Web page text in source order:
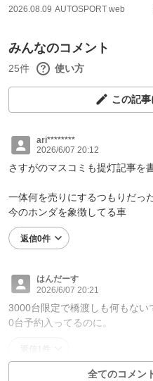
2026.08.09 AUTOSPORT web
みんなのコメント
25件 使い方
この記
ari********
2026/6/07 20:12
さすがのマスコミも提灯記事を
一体何を売りにするつもりだっ
今のホンダを象徴してる車
返信0件
はんだーす
2026/6/07 20:21
3000台限定で橋渡しも何もな
0台予約入ってるのに。
全てのコメン